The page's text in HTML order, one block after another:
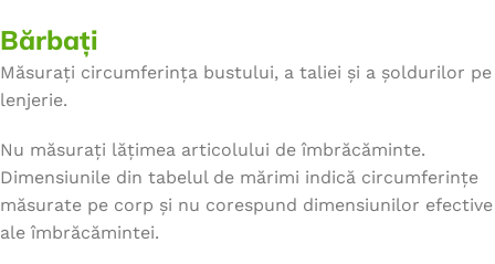
Bărbați
Măsurați circumferința bustului, a taliei și a șoldurilor pe
lenjerie.
Nu măsurați lățimea articolului de îmbrăcăminte.
Dimensiunile din tabelul de mărimi indică circumferințe
măsurate pe corp și nu corespund dimensiunilor efective
ale îmbrăcămintei.